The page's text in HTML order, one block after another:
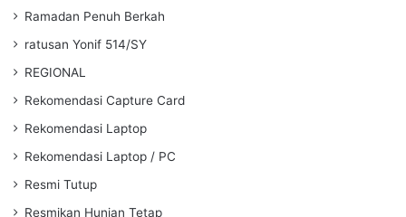
Ramadan Penuh Berkah
ratusan Yonif 514/SY
REGIONAL
Rekomendasi Capture Card
Rekomendasi Laptop
Rekomendasi Laptop / PC
Resmi Tutup
Resmikan Hunian Tetap